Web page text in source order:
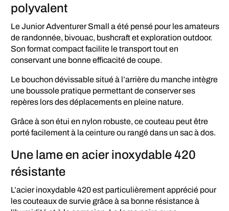
polyvalent
Le Junior Adventurer Small a été pensé pour les amateurs
de randonnée, bivouac, bushcraft et exploration outdoor.
Son format compact facilite le transport tout en
conservant une bonne efficacité de coupe.
Le bouchon dévissable situé à l’arrière du manche intègre
une boussole pratique permettant de conserver ses
repères lors des déplacements en pleine nature.
Grâce à son étui en nylon robuste, ce couteau peut être
porté facilement à la ceinture ou rangé dans un sac à dos.
Une lame en acier inoxydable 420
résistante
L’acier inoxydable 420 est particulièrement apprécié pour
les couteaux de survie grâce à sa bonne résistance à